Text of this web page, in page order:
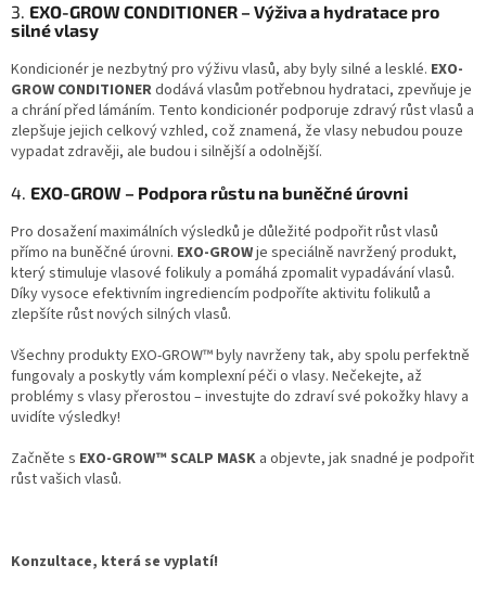
3. EXO-GROW CONDITIONER – Výživa a hydratace pro
silné vlasy
Kondicionér je nezbytný pro výživu vlasů, aby byly silné a lesklé. EXO-
GROW CONDITIONERdodává vlasům potřebnou hydrataci, zpevňuje je
a chrání před lámáním. Tento kondicionér podporuje zdravý růst vlasů a
zlepšuje jejich celkový vzhled, což znamená, že vlasy nebudou pouze
vypadat zdravěji, ale budou i silnější a odolnější.
4. EXO-GROW – Podpora růstu na buněčné úrovni
Pro dosažení maximálních výsledků je důležité podpořit růst vlasů
přímo na buněčné úrovni. EXO-GROWje speciálně navržený produkt,
který stimuluje vlasové folikuly a pomáhá zpomalit vypadávání vlasů.
Díky vysoce efektivním ingrediencím podpoříte aktivitu folikulů a
zlepšíte růst nových silných vlasů.
Všechny produkty EXO-GROW™ byly navrženy tak, aby spolu perfektně
fungovaly a poskytly vám komplexní péči o vlasy. Nečekejte, až
problémy s vlasy přerostou – investujte do zdraví své pokožky hlavy a
uvidíte výsledky!
Začněte s EXO-GROW™ SCALP MASK a objevte, jak snadné je podpořit
růst vašich vlasů.
Konzultace, která se vyplatí!